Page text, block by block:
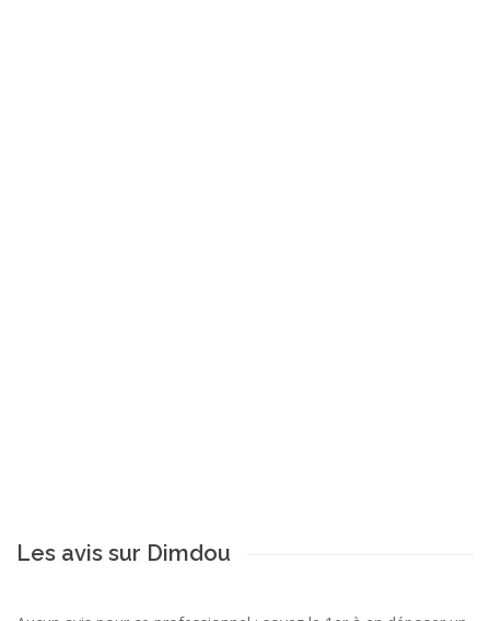
Les avis sur Dimdou